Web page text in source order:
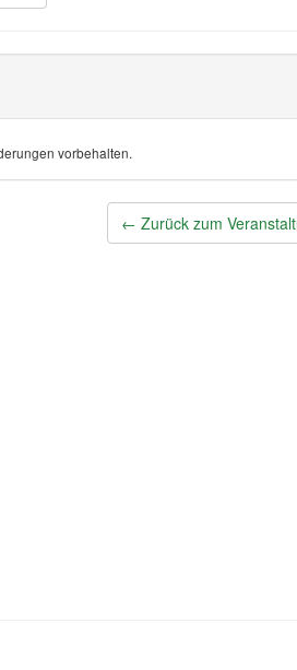
vorbehalten.
← Zurück zum